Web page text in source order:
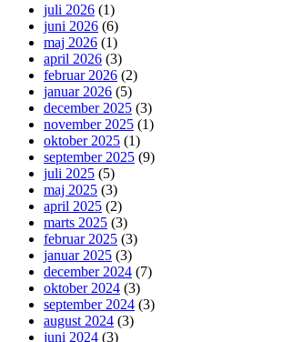
juli 2026 (1)
juni 2026 (6)
maj 2026 (1)
april 2026 (3)
februar 2026 (2)
januar 2026 (5)
december 2025 (3)
november 2025 (1)
oktober 2025 (1)
september 2025 (9)
juli 2025 (5)
maj 2025 (3)
april 2025 (2)
marts 2025 (3)
februar 2025 (3)
januar 2025 (3)
december 2024 (7)
oktober 2024 (3)
september 2024 (3)
august 2024 (3)
juni 2024 (3)